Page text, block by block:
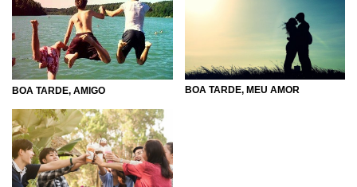
BOA TARDE, AMIGO BOA TARDE, MEU AMOR